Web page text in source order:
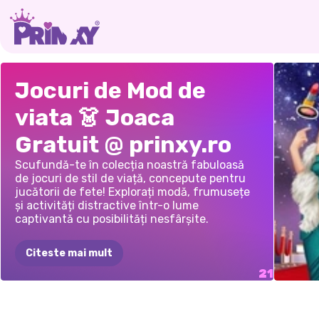
CONFORTABILĂ
DE
INFLUENCER
FASHION
ROOM
MAME
KYLIE
DRESS
UP
VIAȚĂ
NOU:
MINIMALISM
ELIZA
Jocuri de Mod de
viata 👗 Joaca
Gratuit @ prinxy.ro
Scufundă-te în colecția noastră fabuloasă
de jocuri de stil de viață, concepute pentru
jucătorii de fete! Explorați modă, frumusețe
și activități distractive într-o lume
captivantă cu posibilități nesfârșite.
Citeste mai mult